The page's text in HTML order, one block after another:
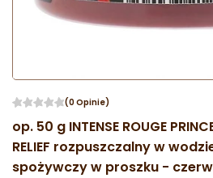
(0 Opinie)
op. 50 g INTENSE ROUGE
RELIEF rozpuszczalny w
spożywczy w proszku -